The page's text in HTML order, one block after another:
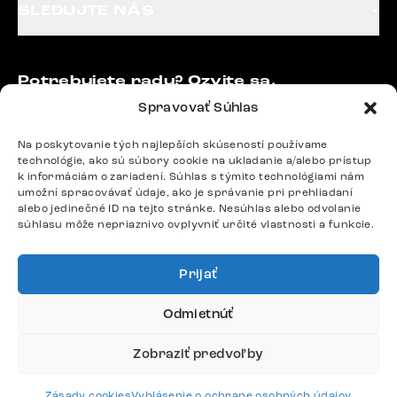
Spravovať Súhlas
Na poskytovanie tých najlepších skúseností používame
technológie, ako sú súbory cookie na ukladanie a/alebo prístup
k informáciám o zariadení. Súhlas s týmito technológiami nám
umožní spracovávať údaje, ako je správanie pri prehliadaní
alebo jedinečné ID na tejto stránke. Nesúhlas alebo odvolanie
súhlasu môže nepriaznivo ovplyvniť určité vlastnosti a funkcie.
Prijať
Odmietnúť
Zobraziť predvoľby
Potrebujete radu? Ozvite sa.
podpora@delife-shop.sk
Odpovedáme do 24 hodín.
Google recenzie
4,8